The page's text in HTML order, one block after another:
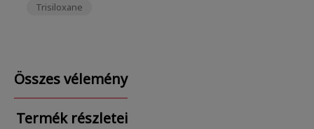
Trisiloxane
Összes vélemény
Termék részletei